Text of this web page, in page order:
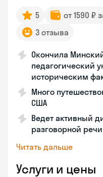
5 от 1590 ₽
3 отзыва
Окончила
педагогический
историческим
Много
США
Ведет активный
разговорной речи
Читать дальше
Услуги и цены